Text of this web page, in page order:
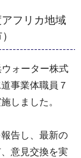
フリカ地域
ォーター株式
事業体職員７
しました。
告し、最新の
意見交換を実